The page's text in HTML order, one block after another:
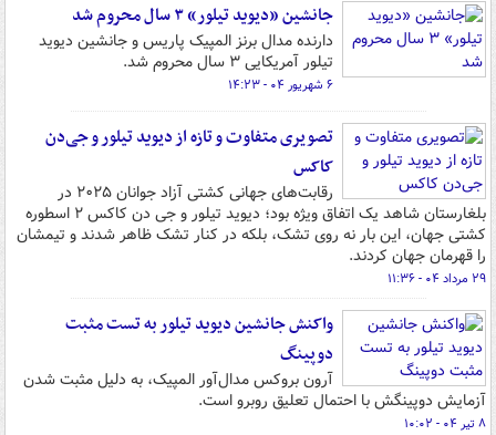
جانشین «دیوید تیلور» ۳ سال محروم شد
دارنده مدال برنز المپیک پاریس و جانشین دیوید
تیلور آمریکایی ۳ سال محروم شد.
۶ شهریور ۰۴ - ۱۴:۲۳
تصویری متفاوت و تازه از دیوید تیلور و جی‌دن
کاکس
رقابت‌های جهانی کشتی آزاد جوانان ۲۰۲۵ در
بلغارستان شاهد یک اتفاق ویژه بود؛ دیوید تیلور و جی دن کاکس ۲ اسطوره‌
کشتی جهان، این بار نه روی تشک، بلکه در کنار تشک ظاهر شدند و تیمشان
را قهرمان جهان کردند.
۲۹ مرداد ۰۴ - ۱۱:۳۶
واکنش جانشین دیوید تیلور به تست مثبت
دوپینگ
آرون بروکس مدال‌آور المپیک، به دلیل مثبت شدن
آزمایش دوپینگش با احتمال تعلیق روبرو است.
۸ تیر ۰۴ - ۱۰:۰۲